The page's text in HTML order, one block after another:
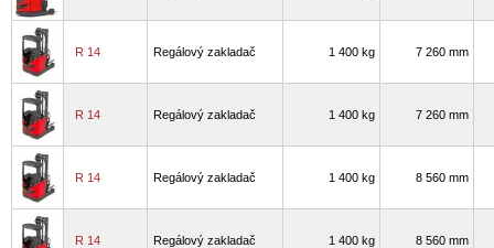
R 14 Regálový zakladač 1 400 kg 7 260 mm
R 14 Regálový zakladač 1 400 kg 7 260 mm
R 14 Regálový zakladač 1 400 kg 8 560 mm
R 14 Regálový zakladač 1 400 kg 8 560 mm